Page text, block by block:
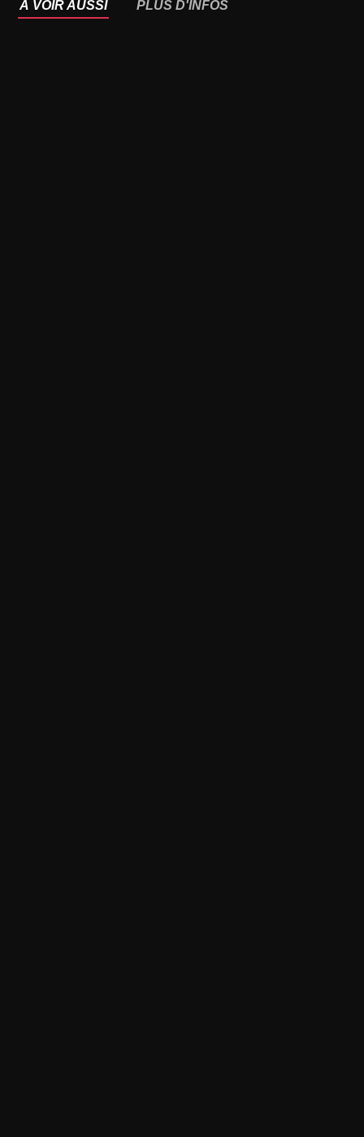
À VOIR AUSSI PLUS D'INFOS